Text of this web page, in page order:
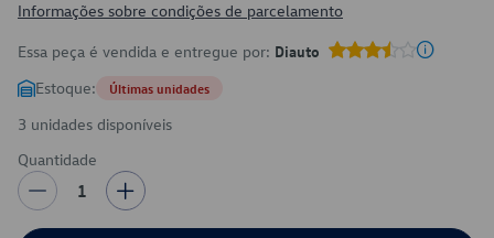
Informações sobre condições de parcelamento
Essa peça é vendida e entregue por: Diauto
Estoque: Últimas unidades
3 unidades disponíveis
Quantidade
1